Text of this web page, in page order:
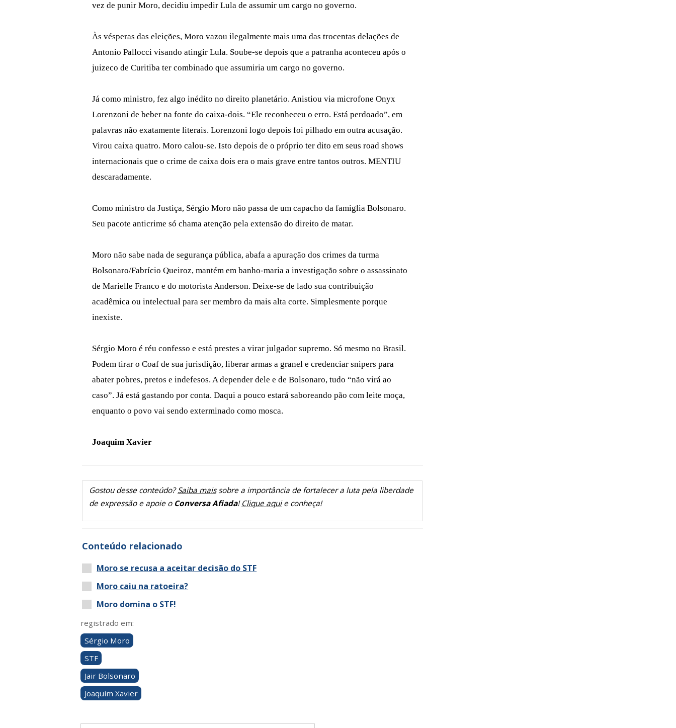
vez de punir Moro, decidiu impedir Lula de assumir um cargo no governo.
Às vésperas das eleições, Moro vazou ilegalmente mais uma das trocentas delações de
Antonio Pallocci visando atingir Lula. Soube-se depois que a patranha aconteceu após o
juizeco de Curitiba ter combinado que assumiria um cargo no governo.
Já como ministro, fez algo inédito no direito planetário. Anistiou via microfone Onyx
Lorenzoni de beber na fonte do caixa-dois. “Ele reconheceu o erro. Está perdoado”, em
palavras não exatamente literais. Lorenzoni logo depois foi pilhado em outra acusação.
Virou caixa quatro. Moro calou-se. Isto depois de o próprio ter dito em seus road shows
internacionais que o crime de caixa dois era o mais grave entre tantos outros. MENTIU
descaradamente.
Como ministro da Justiça, Sérgio Moro não passa de um capacho da famiglia Bolsonaro.
Seu pacote anticrime só chama atenção pela extensão do direito de matar.
Moro não sabe nada de segurança pública, abafa a apuração dos crimes da turma
Bolsonaro/Fabrício Queiroz, mantém em banho-maria a investigação sobre o assassinato
de Marielle Franco e do motorista Anderson. Deixe-se de lado sua contribuição
acadêmica ou intelectual para ser membro da mais alta corte. Simplesmente porque
inexiste.
Sérgio Moro é réu confesso e está prestes a virar julgador supremo. Só mesmo no Brasil.
Podem tirar o Coaf de sua jurisdição, liberar armas a granel e credenciar snipers para
abater pobres, pretos e indefesos. A depender dele e de Bolsonaro, tudo “não virá ao
caso”. Já está gastando por conta. Daqui a pouco estará saboreando pão com leite moça,
enquanto o povo vai sendo exterminado como mosca.
Joaquim Xavier
Gostou desse conteúdo?Saiba maissobre a importância de fortalecer a luta pela liberdade
de expressão e apoie o Conversa Afiada!Clique aquie conheça!
Conteúdo relacionado
Moro se recusa a aceitar decisão do STF
Moro caiu na ratoeira?
Moro domina o STF!
registrado em:
Sérgio Moro
STF
Jair Bolsonaro
Joaquim Xavier